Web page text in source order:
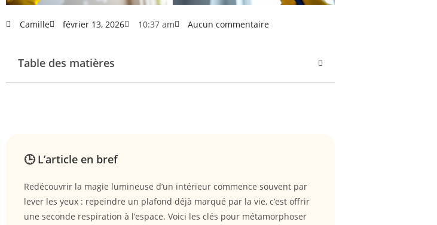
Camille février 13, 2026 10:37 am Aucun commentaire
Table des matières
🕒 L’article en bref
Redécouvrir la magie lumineuse d’un intérieur commence souvent par
lever les yeux : repeindre un plafond déjà marqué par la vie, c’est offrir
une seconde respiration à l’espace. Voici les clés pour métamorphoser